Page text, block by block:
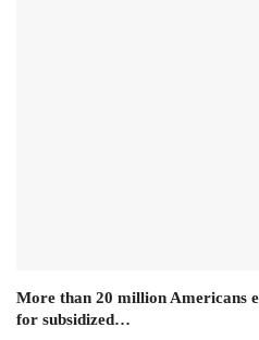
More than 20 million Americans
for subsidized…